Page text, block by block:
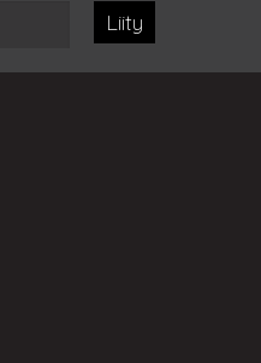
Liity